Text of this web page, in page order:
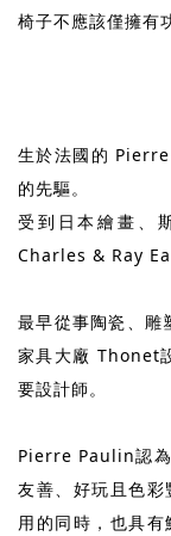
椅子不應該僅擁有
-
生於法國的
的先驅。
受到日本繪畫、
Charles & Ray
最早從事陶瓷、雕
家具大廠 Thonet
要設計師。
Pierre Paulin認為
友善、好玩且色
用的同時，也具